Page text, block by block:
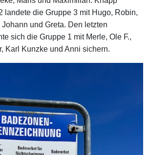
landete die Gruppe 3 mit Hugo, Robin,
Johann und Greta. Den letzten
sich die Gruppe 1 mit Merle, Ole F.,
Karl Kunzke und Anni sichern.